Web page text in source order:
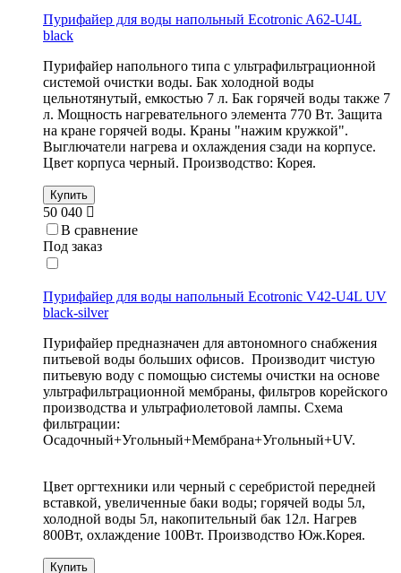
Пурифайер для воды напольный Ecotronic A62-U4L
black
Пурифайер напольного типа с ультрафильтрационной
системой очистки воды. Бак холодной воды
цельнотянутый, емкостью 7 л. Бак горячей воды также 7
л. Мощность нагревательного элемента 770 Вт. Защита
на кране горячей воды. Краны "нажим кружкой".
Выглючатели нагрева и охлаждения сзади на корпусе.
Цвет корпуса черный. Производство: Корея.
Купить
50 040
В сравнение
Под заказ
Пурифайер для воды напольный Ecotronic V42-U4L UV
black-silver
Пурифайер предназначен для автономного снабжения
питьевой воды больших офисов. Производит чистую
питьевую воду с помощью системы очистки на основе
ультрафильтрационной мембраны, фильтров корейского
производства и ультрафиолетовой лампы. Схема
фильтрации:
Осадочный+Угольный+Мембрана+Угольный+UV.
Цвет оргтехники или черный с серебристой передней
вставкой, увеличенные баки воды; горячей воды 5л,
холодной воды 5л, накопительный бак 12л. Нагрев
800Вт, охлаждение 100Вт. Производство Юж.Корея.
Купить